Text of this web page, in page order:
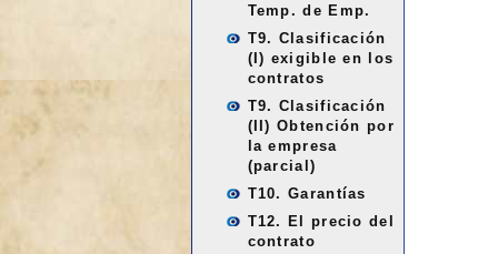
Temp. de Emp.
T9. Clasificación
(I) exigible en los
contratos
T9. Clasificación
(II) Obtención por
la empresa
(parcial)
T10. Garantías
T12. El precio del
contrato